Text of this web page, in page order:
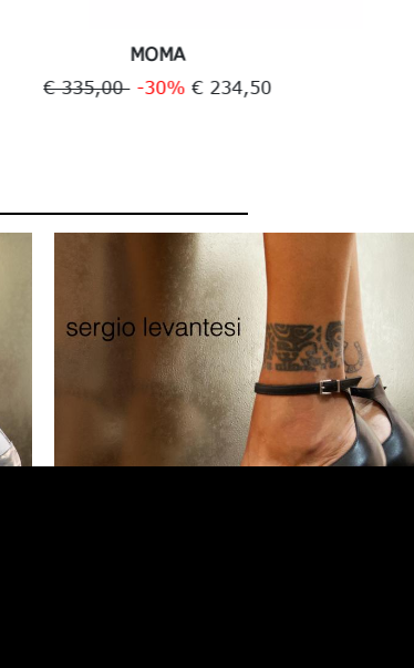
FLLI RENNELLA
€ 209,00-30%